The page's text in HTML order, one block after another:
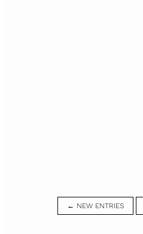
← NEW ENTRIES